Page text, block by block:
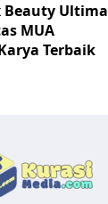
Beauty Ultima
MUA
Terbaik